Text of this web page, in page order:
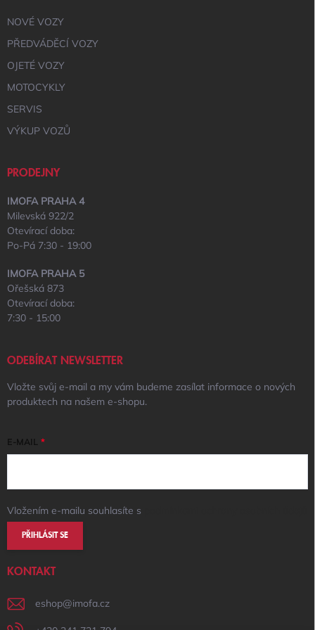
NOVÉ VOZY
PŘEDVÁDĚCÍ VOZY
OJETÉ VOZY
MOTOCYKLY
SERVIS
VÝKUP VOZŮ
PRODEJNY
IMOFA PRAHA 4
Milevská 922/2
Otevírací doba:
Po-Pá 7:30 - 19:00
IMOFA PRAHA 5
Ořešská 873
Otevírací doba:
7:30 - 15:00
ODEBÍRAT NEWSLETTER
Vložte svůj e-mail a my vám budeme zasílat informace o nových
produktech na našem e-shopu.
E-MAIL
Vložením e-mailu souhlasíte s
PŘIHLÁSIT SE
KONTAKT
eshop@imofa.cz